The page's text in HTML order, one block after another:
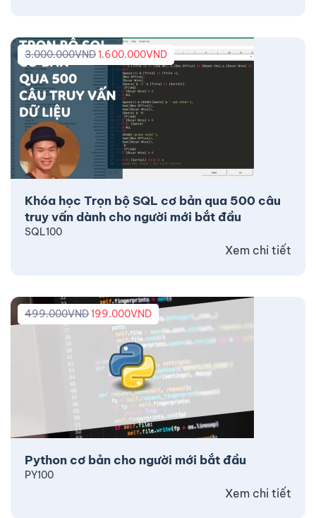
Khóa học Trọn bộ SQL cơ bản qua 500 câu
truy vấn dành cho người mới bắt đầu
3.000.000VND1.600.000VND
SQL100
Xem chi tiết
Python cơ bản cho người mới bắt đầu
499.000VND199.000VND
PY100
Xem chi tiết